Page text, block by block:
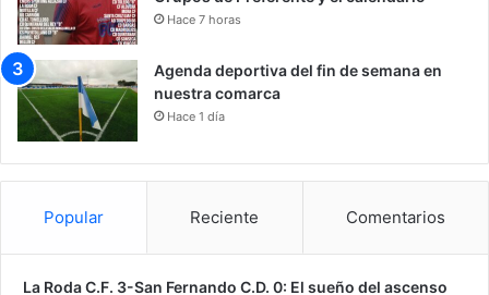
Hace 7 horas
Agenda deportiva del fin de semana en
nuestra comarca
Hace 1 día
Popular Reciente Comentarios
La Roda C.F. 3-San Fernando C.D. 0: El sueño del ascenso